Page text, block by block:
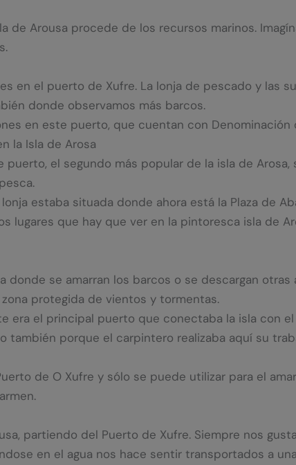
de Arousa procede de los recursos marinos.
en el puerto de Xufre. La lonja de pescado y las
donde observamos más barcos.
en este puerto, que cuentan con Denominación
la Isla de Arosa
el segundo más popular de la isla de
estaba situada donde ahora está la Plaza de
lugares que hay que ver en la pintoresca isla de
se amarran los barcos o se descargan otras
protegida de vientos y tormentas.
era el principal puerto que conectaba la isla con
también porque el carpintero realizaba aquí su
de O Xufre y sólo se puede utilizar para el
partiendo del Puerto de Xufre. Siempre nos
en el agua nos hace sentir transportados a